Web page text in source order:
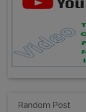
Random Post